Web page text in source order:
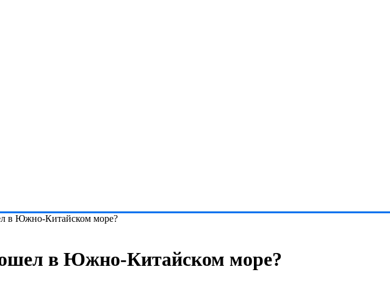
в Южно-Китайском море?
в Южно-Китайском море?